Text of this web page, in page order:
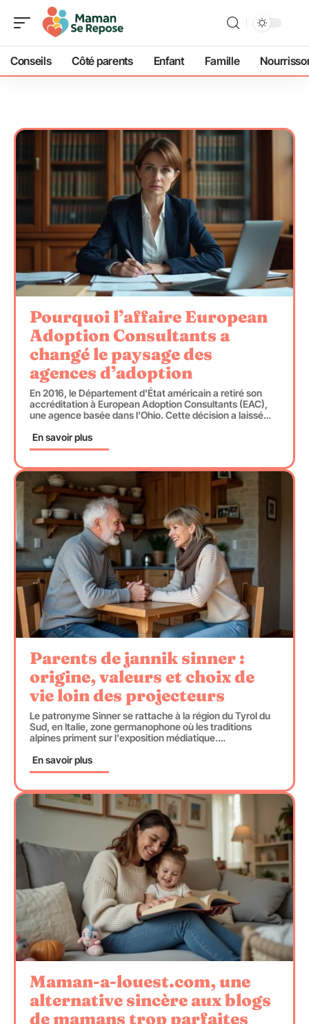
Conseils Côté parents Enfant Famille
Pourquoi l’affaire European
Adoption Consultants a
changé le paysage des
agences d’adoption
En 2016, le Département d'État américain a retiré son
accréditation à European Adoption Consultants (EAC),
une agence basée dans l'Ohio. Cette décision a laissé…
En savoir plus
Parents de jannik sinner :
origine, valeurs et choix de
vie loin des projecteurs
Le patronyme Sinner se rattache à la région du Tyrol du
Sud, en Italie, zone germanophone où les traditions
alpines priment sur l'exposition médiatique.…
En savoir plus
Maman-a-louest.com, une
alternative sincère aux blogs
de mamans trop parfaites